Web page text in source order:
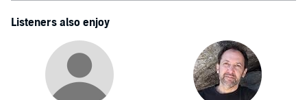
Listeners also enjoy